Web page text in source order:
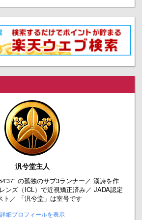
汎兮堂主人
の孤独のサブ3ランナー／ 漢詩を作
ンズ（ICL）で近視矯正済み／ JADA認定
ト／ 「汎兮堂」は室号です
詳細プロフィールを表示